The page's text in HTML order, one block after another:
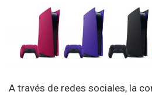
A través de redes sociales, la